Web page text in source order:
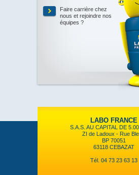
Faire carrière chez
nous et rejoindre nos
équipes ?
LABO FRANCE
S.A.S. AU CAPITAL DE
ZI de Ladoux - Rue
BP 70051
63118 CEBAZAT
Tél. 04 73 23 63 13